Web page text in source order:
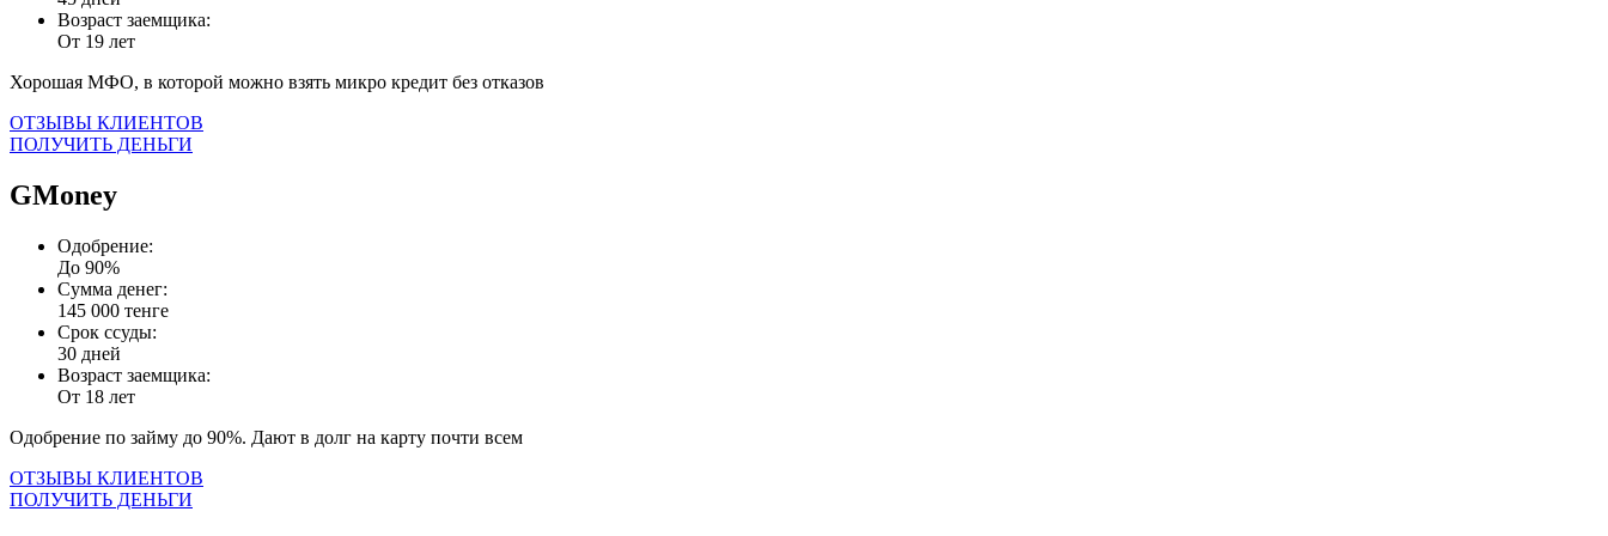
Возраст заемщика:
От 19 лет
Хорошая МФО, в которой можно взять микро кредит без отказов
ОТЗЫВЫ КЛИЕНТОВ
ПОЛУЧИТЬ ДЕНЬГИ
GMoney
Одобрение:
До 90%
Сумма денег:
145 000 тенге
Срок ссуды:
30 дней
Возраст заемщика:
От 18 лет
Одобрение по займу до 90%. Дают в долг на карту почти всем
ОТЗЫВЫ КЛИЕНТОВ
ПОЛУЧИТЬ ДЕНЬГИ